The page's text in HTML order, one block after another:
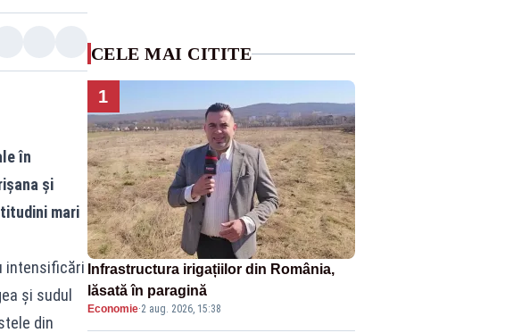
în
și
mari
intensificări
și sudul
din
CELE MAI CITITE
1
Infrastructura irigațiilor din România,
lăsată în paragină
Economie·2 aug. 2026, 15:38